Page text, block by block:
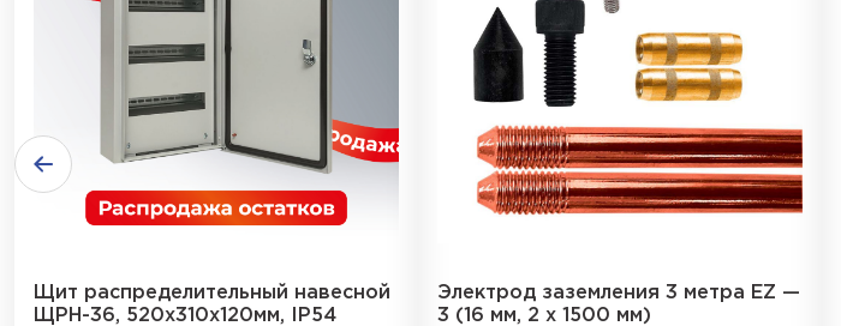
Щит распределительный навесной
ЩРН-36, 520х310х120мм, IP54
Электрод заземления 3 метра EZ —
3 (16 мм, 2 х 1500 мм)